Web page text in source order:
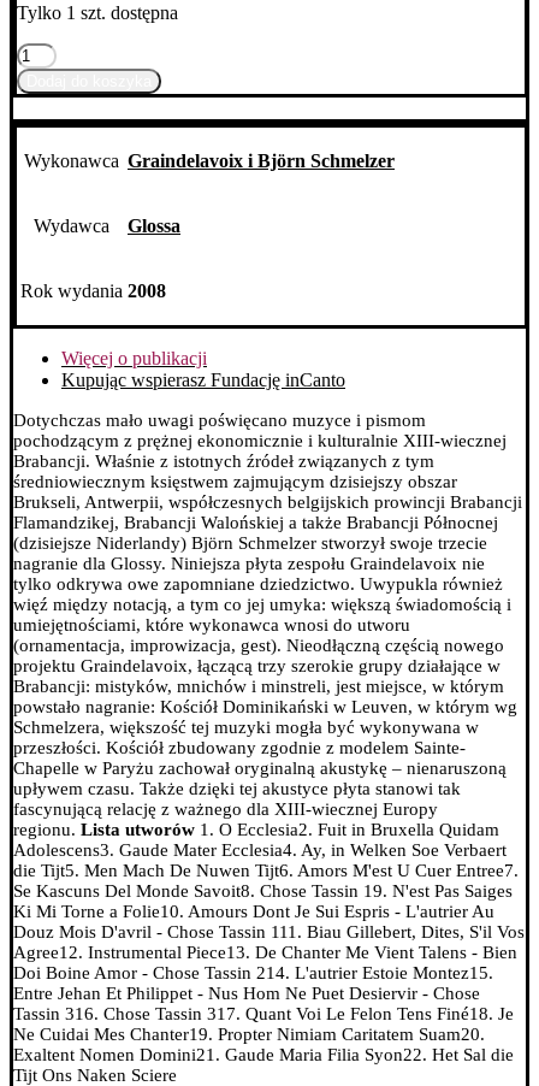
Tylko 1 szt. dostępna
ilość
POISSANCE
D'AMOURS
Mystics,
and
13th-
Wykonawca Graindelavoix i Björn Schmelzer
Wydawca Glossa
Rok wydania 2008
Więcej o publikacji
Kupując wspierasz Fundację inCanto
Dotychczas mało uwagi poświęcano muzyce i pismom
pochodzącym z prężnej ekonomicznie i kulturalnie XIII-wiecznej
Brabancji. Właśnie z istotnych źródeł związanych z tym
średniowiecznym księstwem zajmującym dzisiejszy obszar
Brukseli, Antwerpii, współczesnych belgijskich prowincji Brabancji
Flamandzikej, Brabancji Walońskiej a także Brabancji Północnej
(dzisiejsze Niderlandy) Björn Schmelzer stworzył swoje trzecie
nagranie dla Glossy. Niniejsza płyta zespołu Graindelavoix nie
tylko odkrywa owe zapomniane dziedzictwo. Uwypukla również
więź między notacją, a tym co jej umyka: większą świadomością i
umiejętnościami, które wykonawca wnosi do utworu
(ornamentacja, improwizacja, gest). Nieodłączną częścią nowego
projektu Graindelavoix, łączącą trzy szerokie grupy działające w
Brabancji: mistyków, mnichów i minstreli, jest miejsce, w którym
powstało nagranie: Kościół Dominikański w Leuven, w którym wg
Schmelzera, większość tej muzyki mogła być wykonywana w
przeszłości. Kościół zbudowany zgodnie z modelem Sainte-
Chapelle w Paryżu zachował oryginalną akustykę – nienaruszoną
upływem czasu. Także dzięki tej akustyce płyta stanowi tak
fascynującą relację z ważnego dla XIII-wiecznej Europy
regionu. Lista utworów 1. O Ecclesia2. Fuit in Bruxella Quidam
Adolescens3. Gaude Mater Ecclesia4. Ay, in Welken Soe Verbaert
die Tijt5. Men Mach De Nuwen Tijt6. Amors M'est U Cuer Entree7.
Se Kascuns Del Monde Savoit8. Chose Tassin 19. N'est Pas Saiges
Ki Mi Torne a Folie10. Amours Dont Je Sui Espris - L'autrier Au
Douz Mois D'avril - Chose Tassin 111. Biau Gillebert, Dites, S'il Vos
Agree12. Instrumental Piece13. De Chanter Me Vient Talens - Bien
Doi Boine Amor - Chose Tassin 214. L'autrier Estoie Montez15.
Entre Jehan Et Philippet - Nus Hom Ne Puet Desiervir - Chose
Tassin 316. Chose Tassin 317. Quant Voi Le Felon Tens Finé18. Je
Ne Cuidai Mes Chanter19. Propter Nimiam Caritatem Suam20.
Exaltent Nomen Domini21. Gaude Maria Filia Syon22. Het Sal die
Tijt Ons Naken Sciere